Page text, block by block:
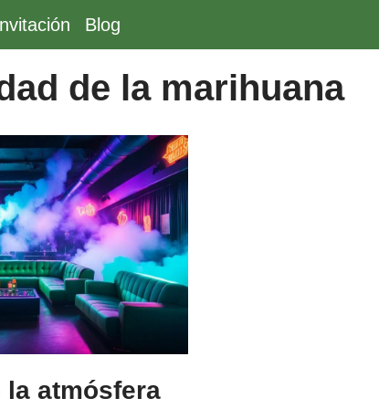
Blog
de la marihuana
atmósfera